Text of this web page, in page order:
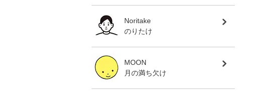
Noritake
のりたけ
MOON
月の満ち欠け